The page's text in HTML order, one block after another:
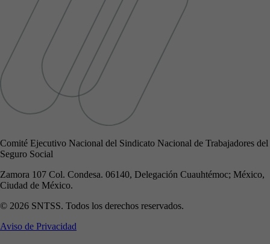
Comité Ejecutivo Nacional del Sindicato Nacional de Trabajadores del
Seguro Social
Zamora 107 Col. Condesa. 06140, Delegación Cuauhtémoc; México,
Ciudad de México.
© 2026 SNTSS. Todos los derechos reservados.
Aviso de Privacidad